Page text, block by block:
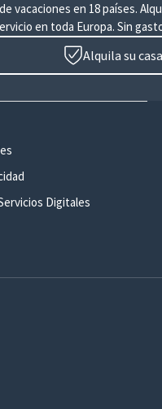
vacaciones en 18 países.
en toda Europa. Sin
Alquila su
Digitales